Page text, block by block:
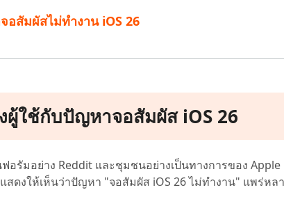
สัมผัสไม่ทำงาน iOS 26
ใช้กับปัญหาจอสัมผัส iOS 26
รัมอย่าง Reddit และชุมชนอย่างเป็นทางการของ Apple
ดงให้เห็นว่าปัญหา "จอสัมผัส iOS 26 ไม่ทำงาน" แพร่หล